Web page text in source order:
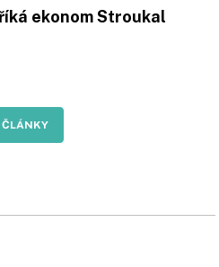
ekonom Stroukal
ČLÁNKY